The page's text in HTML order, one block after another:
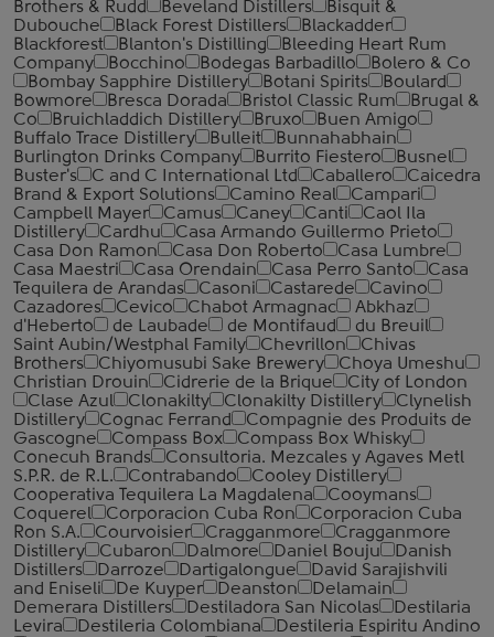
Brothers & Rudd Beveland Distillers
Bisquit &
Dubouche
Black Forest Distillers
Blackadder
Blackforest
Blanton's Distilling
Bleeding Heart Rum
Company
Bocchino Bodegas Barbadillo
Bolero & Co
Bombay Sapphire Distillery
Botani Spirits
Boulard
Bowmore
Bresca Dorada Bristol Classic Rum
Brugal &
Co
Bruichladdich Distillery Bruxo
Buen Amigo
Buffalo Trace Distillery
Bulleit
Bunnahabhain
Burlington Drinks Company
Burrito Fiestero
Busnel
Buster's
C and C International Ltd Caballero
Caicedra
Brand & Export Solutions
Camino Real
Campari
Campbell Mayer
Camus Caney Canti
Caol Ila
Distillery
Cardhu
Casa Armando Guillermo Prieto
Casa Don Ramon
Casa Don Roberto
Casa Lumbre
Casa Maestri
Casa Orendain Casa Perro Santo
Casa
Tequilera de Arandas
Casoni Castarede
Cavino
Cazadores
Cevico Chabot Armagnac
Abkhaz
d'Heberto
de Laubade de Montifaud
du Breuil
Saint Aubin/Westphal Family
Chevrillon
Chivas
Brothers
Chiyomusubi Sake Brewery
Choya Umeshu
Christian Drouin
Cidrerie de la Brique
City of London
Clase Azul
Clonakilty Clonakilty Distillery
Clynelish
Distillery
Cognac Ferrand
Compagnie des Produits de
Gascogne
Compass Box
Compass Box Whisky
Conecuh Brands
Consultoria. Mezcales y Agaves Metl
S.P.R. de R.L.
Contrabando
Cooley Distillery
Cooperativa Tequilera La Magdalena
Cooymans
Coquerel
Corporacion Cuba Ron
Corporacion Cuba
Ron S.A.
Courvoisier Cragganmore
Cragganmore
Distillery
Cubaron Dalmore Daniel Bouju
Danish
Distillers
Darroze Dartigalongue
David Sarajishvili
and Eniseli
De Kuyper Deanston
Delamain
Demerara Distillers
Destiladora San Nicolas
Destilaria
Levira
Destileria Colombiana
Destileria Espiritu Andino